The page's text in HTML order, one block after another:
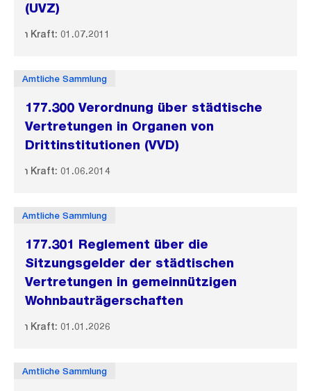
(UVZ)
In Kraft: 01.07.2011
Amtliche Sammlung
177.300 Verordnung über städtische
Vertretungen in Organen von
Drittinstitutionen (VVD)
In Kraft: 01.06.2014
Amtliche Sammlung
177.301 Reglement über die
Sitzungsgelder der städtischen
Vertretungen in gemeinnützigen
Wohnbauträgerschaften
In Kraft: 01.01.2026
Amtliche Sammlung